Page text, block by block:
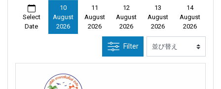
Select
Date
10
August
2026
11
August
2026
12
August
2026
13
August
2026
14
August
2026
Filter